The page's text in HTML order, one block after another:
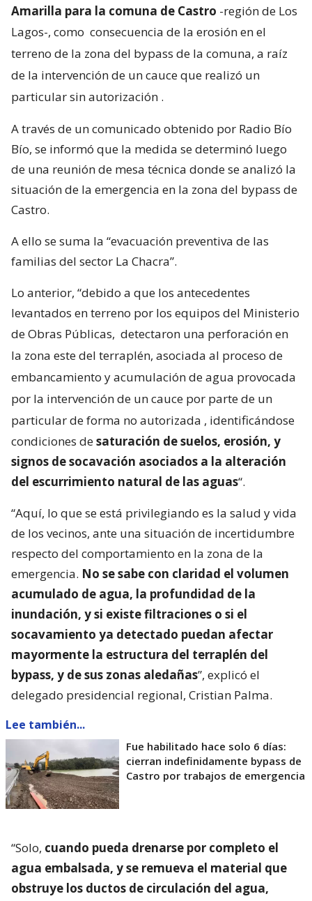
Amarilla para la comuna de Castro -región de Los
Lagos-, como consecuencia de la erosión en el
terreno de la zona del bypass de la comuna, a raíz
de la intervención de un cauce que realizó un
particular sin autorización .
A través de un comunicado obtenido por Radio Bío
Bío, se informó que la medida se determinó luego
de una reunión de mesa técnica donde se analizó la
situación de la emergencia en la zona del bypass de
Castro.
A ello se suma la “evacuación preventiva de las
familias del sector La Chacra”.
Lo anterior, “debido a que los antecedentes
levantados en terreno por los equipos del Ministerio
de Obras Públicas, detectaron una perforación en
la zona este del terraplén, asociada al proceso de
embancamiento y acumulación de agua provocada
por la intervención de un cauce por parte de un
particular de forma no autorizada , identificándose
condiciones desaturación de suelos, erosión, y
signos de socavación asociados a la alteración
del escurrimiento natural de las aguas“.
“Aquí, lo que se está privilegiando es la salud y vida
de los vecinos, ante una situación de incertidumbre
respecto del comportamiento en la zona de la
emergencia. No se sabe con claridad el volumen
acumulado de agua, la profundidad de la
inundación, y si existe filtraciones o si el
socavamiento ya detectado puedan afectar
mayormente la estructura del terraplén del
bypass, y de sus zonas aledañas”, explicó el
delegado presidencial regional, Cristian Palma.
Lee también...
Fue habilitado hace solo 6 días:
cierran indefinidamente bypass de
Castro por trabajos de emergencia
“Solo, cuando pueda drenarse por completo el
agua embalsada, y se remueva el material que
obstruye los ductos de circulación del agua,